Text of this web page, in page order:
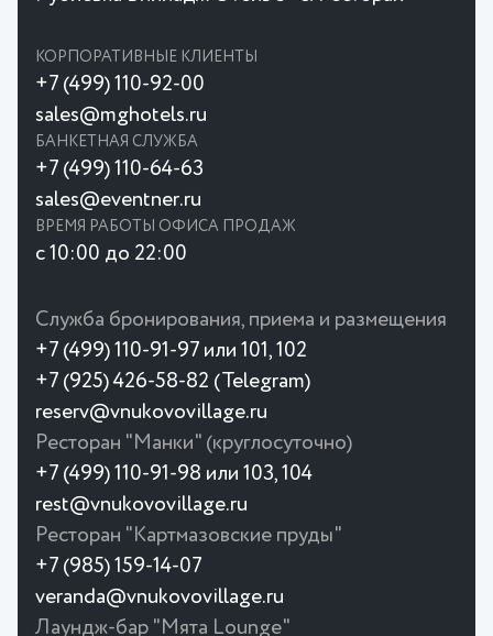
КОРПОРАТИВНЫЕ КЛИЕНТЫ
+7 (499) 110-92-00
sales@mghotels.ru
БАНКЕТНАЯ СЛУЖБА
+7 (499) 110-64-63
sales@eventner.ru
ВРЕМЯ РАБОТЫ ОФИСА ПРОДАЖ
с 10:00 до 22:00
Служба бронирования, приема и размещения
+7 (499) 110-91-97 или 101, 102
+7 (925) 426-58-82 (Telegram)
reserv@vnukovovillage.ru
Ресторан "Манки" (круглосуточно)
+7 (499) 110-91-98 или 103, 104
rest@vnukovovillage.ru
Ресторан "Картмазовские пруды"
+7 (985) 159-14-07
veranda@vnukovovillage.ru
Лаундж-бар "Мята Lounge"